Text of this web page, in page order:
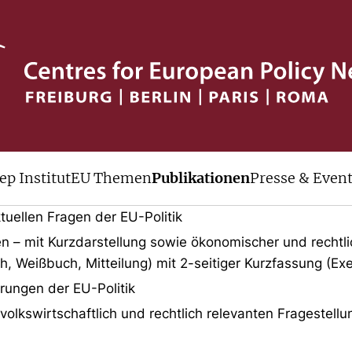
InstitutEU ThemenPublikationenPresse &
Veröffentlichungen des cep der
Fragen der EU-Politik
– mit Kurzdarstellung sowie ökonomischer und
Weißbuch, Mitteilung) mit 2-seitiger Kurzfassung
der EU-Politik
und rechtlich relevanten